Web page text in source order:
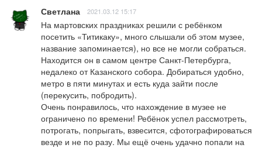
Светлана 2021.03.12 15:17
На мартовских праздниках решили с ребёнком
посетить «Титикаку», много слышали об этом музее,
название запоминается), но все не могли собраться.
Находится он в самом центре Санкт-Петербурга,
недалеко от Казанского собора. Добираться удобно,
метро в пяти минутах и есть куда зайти после
(перекусить, побродить).
Очень понравилось, что нахождение в музее не
ограничено по времени! Ребёнок успел рассмотреть,
потрогать, попрыгать, взвесится, сфотографироваться
везде и не по разу. Мы ещё очень удачно попали на